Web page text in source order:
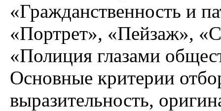
«Гражданственность и
«Портрет», «Пейзаж»,
«Полиция глазами
Основные критерии
выразительность,